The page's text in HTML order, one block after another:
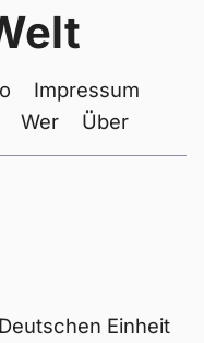
Impressum
Wer Über
Einheit